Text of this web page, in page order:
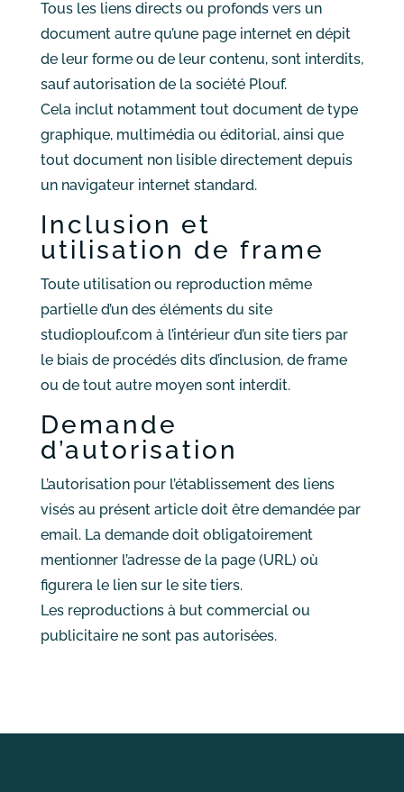
Tous les liens directs ou profonds vers un
document autre qu’une page internet en dépit
de leur forme ou de leur contenu, sont interdits,
sauf autorisation de la société Plouf.
Cela inclut notamment tout document de type
graphique, multimédia ou éditorial, ainsi que
tout document non lisible directement depuis
un navigateur internet standard.
Inclusion et
utilisation de frame
Toute utilisation ou reproduction même
partielle d’un des éléments du site
studioplouf.com à l’intérieur d’un site tiers par
le biais de procédés dits d’inclusion, de frame
ou de tout autre moyen sont interdit.
Demande
d’autorisation
L’autorisation pour l’établissement des liens
visés au présent article doit être demandée par
email. La demande doit obligatoirement
mentionner l’adresse de la page (URL) où
figurera le lien sur le site tiers.
Les reproductions à but commercial ou
publicitaire ne sont pas autorisées.